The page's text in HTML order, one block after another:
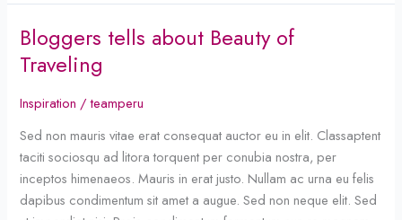
Bloggers tells about Beauty of
Traveling
Inspiration /teamperu
Sed non mauris vitae erat consequat auctor eu in elit. Classaptent
taciti sociosqu ad litora torquent per conubia nostra, per
inceptos himenaeos. Mauris in erat justo. Nullam ac urna eu felis
dapibus condimentum sit amet a augue. Sed non neque elit. Sed
Bloggers
tells
about
Beauty
Traveling